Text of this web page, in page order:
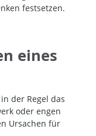
festsetzen.
eines
der Regel das
oder engen
Ursachen für